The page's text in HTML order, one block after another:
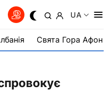
UA
Свята Гора Афон